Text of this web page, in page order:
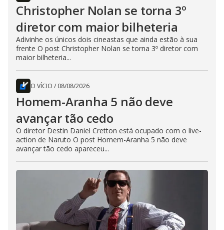
Christopher Nolan se torna 3º
diretor com maior bilheteria
Adivinhe os únicos dois cineastas que ainda estão à sua
frente O post Christopher Nolan se torna 3º diretor com
maior bilheteria...
O VÍCIO / 08/08/2026
Homem-Aranha 5 não deve
avançar tão cedo
O diretor Destin Daniel Cretton está ocupado com o live-
action de Naruto O post Homem-Aranha 5 não deve
avançar tão cedo apareceu...